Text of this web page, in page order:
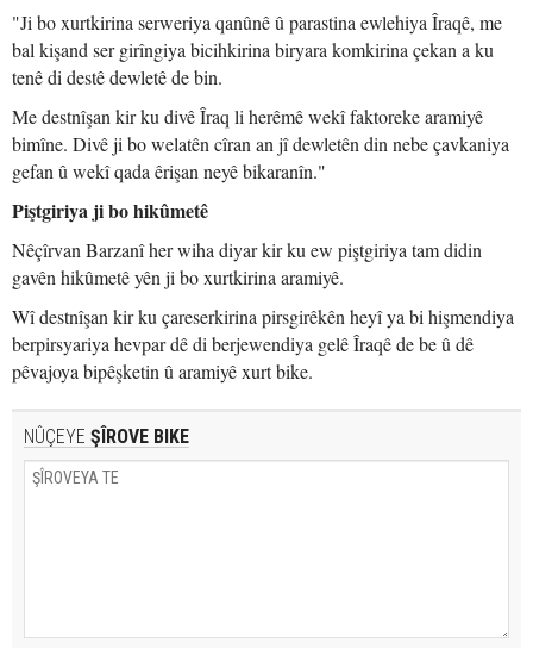
"Ji bo xurtkirina serweriya qanûnê û parastina ewlehiya Îraqê, me
bal kişand ser girîngiya bicihkirina biryara komkirina çekan a ku
tenê di destê dewletê de bin.
Me destnîşan kir ku divê Îraq li herêmê wekî faktoreke aramiyê
bimîne. Divê ji bo welatên cîran an jî dewletên din nebe çavkaniya
gefan û wekî qada êrişan neyê bikaranîn."
Piştgiriya ji bo hikûmetê
Nêçîrvan Barzanî her wiha diyar kir ku ew piştgiriya tam didin
gavên hikûmetê yên ji bo xurtkirina aramiyê.
Wî destnîşan kir ku çareserkirina pirsgirêkên heyî ya bi hişmendiya
berpirsyariya hevpar dê di berjewendiya gelê Îraqê de be û dê
pêvajoya bipêşketin û aramiyê xurt bike.
NÛÇEYE ŞÎROVE BIKE